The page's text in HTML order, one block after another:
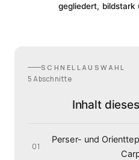
gegliedert, bildstark
SCHNELLAUSWAHL
5 Abschnitte
Inhalt
01
Perser- und